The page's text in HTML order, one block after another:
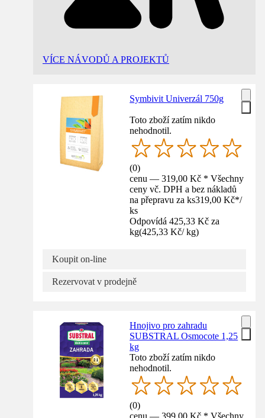
VÍCE NÁVODŮ A PROJEKTŮ
Symbivit Univerzál 750g
Toto zboží zatím nikdo
nehodnotil.
(0)
cenu — 319,00 Kč * Všechny
ceny vč. DPH a bez nákladů
na přepravu za ks319,00 Kč*/
ks
Odpovídá 425,33 Kč za
kg(425,33 Kč/ kg)
Koupit on-line
Rezervovat v prodejně
Hnojivo pro zahradu
SUBSTRAL Osmocote 1,25
kg
Toto zboží zatím nikdo
nehodnotil.
(0)
cenu — 399,00 Kč * Všechny